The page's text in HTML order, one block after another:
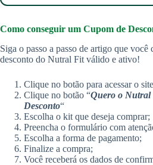
Como conseguir um Cupom de
Siga o passo a passo de artigo que
desconto do Nutral Fit válido e ativo!
Clique no botão para acessar o
Clique no botão “Quero o Nutral
Desconto“
Escolha o kit que deseja comprar;
Preencha o formulário com
Escolha a forma de pagamento;
Finalize a compra;
Você receberá os dados de